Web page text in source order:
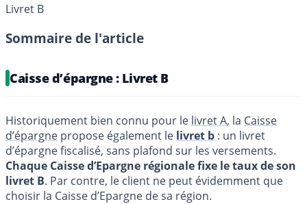
Livret B
Sommaire de l'article
Caisse d’épargne : Livret B
Historiquement bien connu pour le livret A, la Caisse
d’épargne propose également le livret b : un livret
d’épargne fiscalisé, sans plafond sur les versements.
Chaque Caisse d’Epargne régionale fixe le taux de son
livret B. Par contre, le client ne peut évidemment que
choisir la Caisse d’Epargne de sa région.